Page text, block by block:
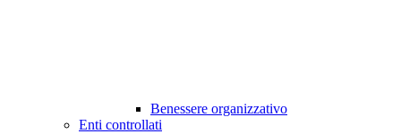
Benessere organizzativo
Enti controllati